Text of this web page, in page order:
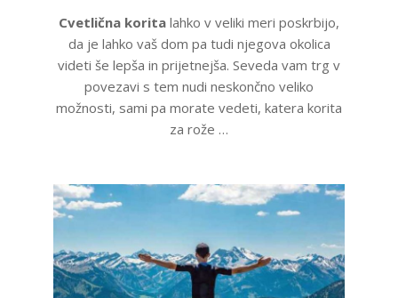
12
Cvetlična korita lahko v veliki meri poskrbijo,
da je lahko vaš dom pa tudi njegova okolica
videti še lepša in prijetnejša. Seveda vam trg v
povezavi s tem nudi neskončno veliko
možnosti, sami pa morate vedeti, katera korita
za rože …